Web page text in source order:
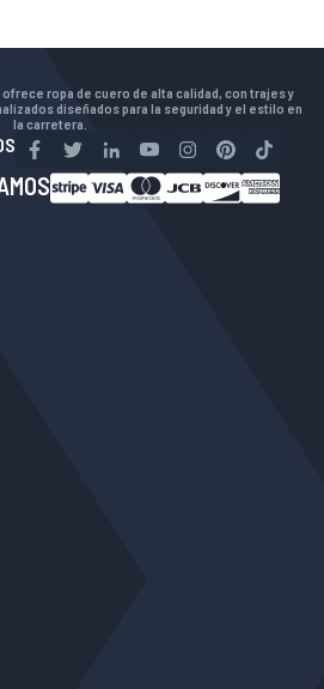
ropa de cuero de alta calidad, con trajes y
diseñados para la seguridad y el estilo en
la carretera.